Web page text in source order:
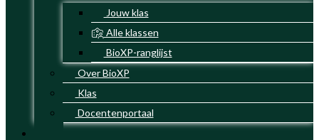
Jouw klas
Alle klassen
BioXP-ranglijst
Over BioXP
Klas
Docentenportaal